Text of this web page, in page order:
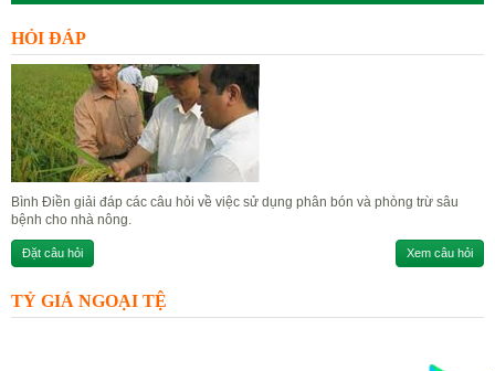
HỎI ĐÁP
Bình Điền giải đáp các câu hỏi về việc sử dụng phân bón và phòng trừ sâu
bệnh cho nhà nông.
Đặt câu hỏi Xem câu hỏi
TỶ GIÁ NGOẠI TỆ